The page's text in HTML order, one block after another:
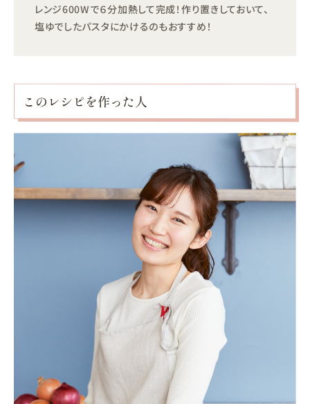
レンジ600Wで６分加熱して完成！作り置きしておいて、
塩ゆでしたパスタにかけるのもおすすめ！
このレシピを作った人